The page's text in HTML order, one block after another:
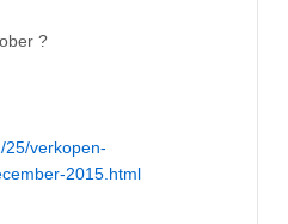
?
25/verkopen-
2015.html